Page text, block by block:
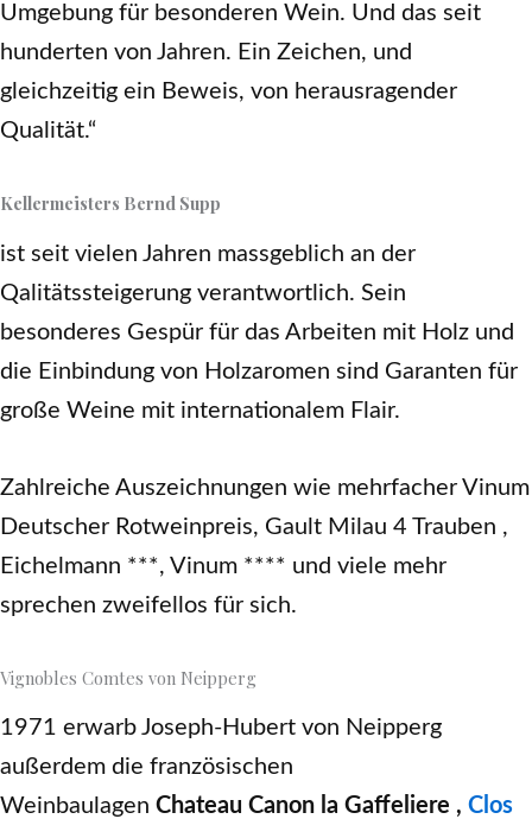
Umgebung für besonderen Wein. Und das seit
hunderten von Jahren. Ein Zeichen, und
gleichzeitig ein Beweis, von herausragender
Qualität.“
Kellermeisters Bernd Supp
ist seit vielen Jahren massgeblich an der
Qalitätssteigerung verantwortlich. Sein
besonderes Gespür für das Arbeiten mit Holz und
die Einbindung von Holzaromen sind Garanten für
große Weine mit internationalem Flair.
Zahlreiche Auszeichnungen wie mehrfacher Vinum
Deutscher Rotweinpreis, Gault Milau 4 Trauben ,
Eichelmann ***, Vinum **** und viele mehr
sprechen zweifellos für sich.
Vignobles Comtes von Neipperg
1971 erwarb Joseph-Hubert von Neipperg
außerdem die französischen
Weinbaulagen Chateau Canon la Gaffeliere , Clos